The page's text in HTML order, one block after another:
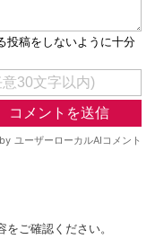
ご確認ください。